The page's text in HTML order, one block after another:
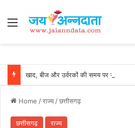
Menu
Home /राज्य/छत्तीसगढ़
छत्तीसगढ़ राज्य